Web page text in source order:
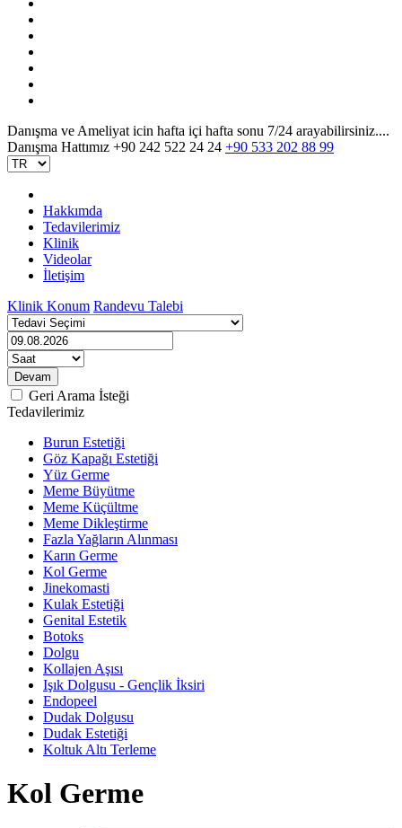
Danışma ve Ameliyat icin hafta içi hafta sonu 7/24 arayabilirsiniz....
Danışma Hattımız +90 242 522 24 24 +90 533 202 88 99
Hakkımda
Tedavilerimiz
Klinik
Videolar
İletişim
Klinik Konum Randevu Talebi
Geri Arama İsteği
Tedavilerimiz
Burun Estetiği
Göz Kapağı Estetiği
Yüz Germe
Meme Büyütme
Meme Küçültme
Meme Dikleştirme
Fazla Yağların Alınması
Karın Germe
Kol Germe
Jinekomasti
Kulak Estetiği
Genital Estetik
Botoks
Dolgu
Kollajen Aşısı
Işık Dolgusu - Gençlik İksiri
Endopeel
Dudak Dolgusu
Dudak Estetiği
Koltuk Altı Terleme
Kol Germe